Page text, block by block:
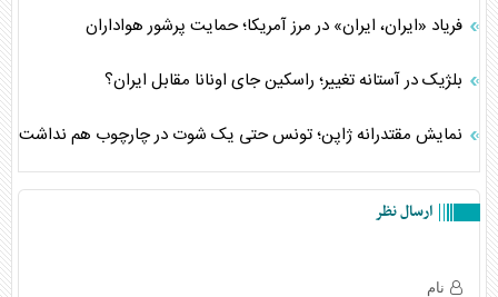
فریاد «ایران، ایران» در مرز آمریکا؛ حمایت پرشور هواداران
بلژیک در آستانه تغییر؛ راسکین جای اونانا مقابل ایران؟
نمایش مقتدرانه ژاپن؛ تونس حتی یک شوت در چارچوب هم نداشت
ارسال نظر
نام